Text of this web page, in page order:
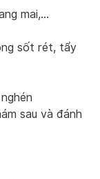
mai,…
sốt rét, tẩy
sau và đánh